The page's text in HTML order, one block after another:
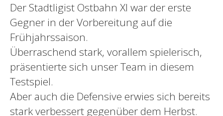
Der Stadtligist Ostbahn XI war der erste
Gegner in der Vorbereitung auf die
Frühjahrssaison.
Überraschend stark, vorallem spielerisch,
präsentierte sich unser Team in diesem
Testspiel.
Aber auch die Defensive erwies sich bereits
stark verbessert gegenüber dem Herbst.